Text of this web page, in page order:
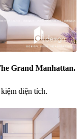
Grand Manhattan.
diện tích.